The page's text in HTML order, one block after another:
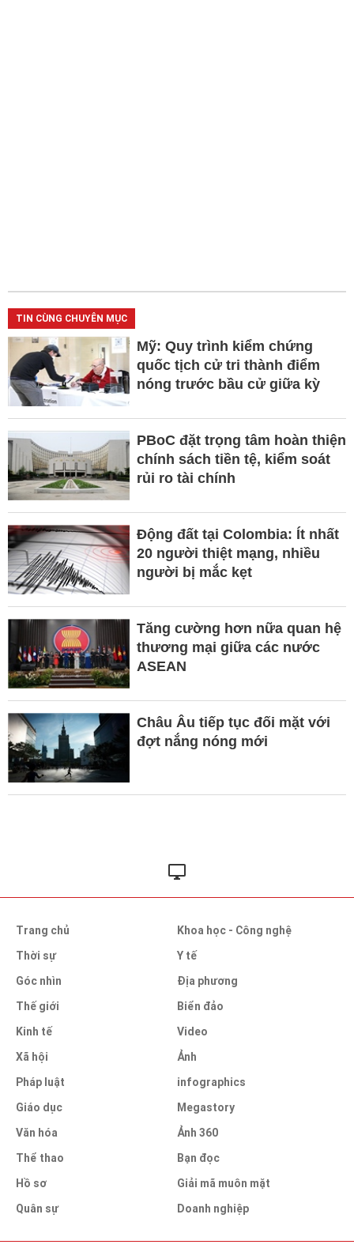
TIN CÙNG CHUYÊN MỤC
Mỹ: Quy trình kiểm chứng
quốc tịch cử tri thành điểm
nóng trước bầu cử giữa kỳ
PBoC đặt trọng tâm hoàn thiện
chính sách tiền tệ, kiểm soát
rủi ro tài chính
Động đất tại Colombia: Ít nhất
20 người thiệt mạng, nhiều
người bị mắc kẹt
Tăng cường hơn nữa quan hệ
thương mại giữa các nước
ASEAN
Châu Âu tiếp tục đối mặt với
đợt nắng nóng mới
Trang chủ
Thời sự
Góc nhìn
Thế giới
Kinh tế
Xã hội
Pháp luật
Giáo dục
Văn hóa
Thể thao
Hồ sơ
Quân sự
Khoa học - Công nghệ
Y tế
Địa phương
Biển đảo
Video
Ảnh
infographics
Megastory
Ảnh 360
Bạn đọc
Giải mã muôn mặt
Doanh nghiệp